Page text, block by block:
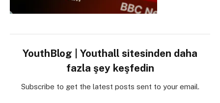
YouthBlog | Youthall sitesinden daha
fazla şey keşfedin
Subscribe to get the latest posts sent to your email.